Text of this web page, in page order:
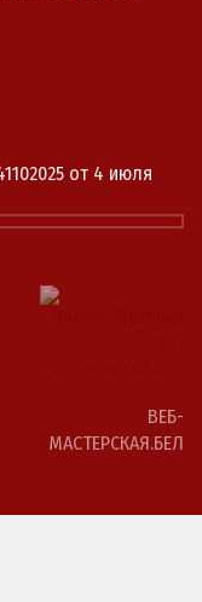
от 4 июля
ВЕБ-
МАСТЕРСКАЯ.БЕЛ